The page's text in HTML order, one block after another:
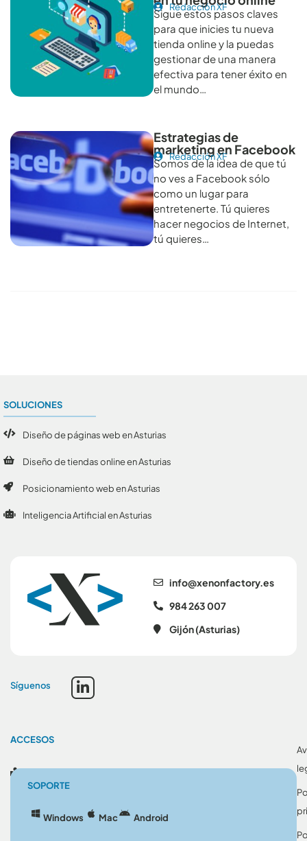
Redacción XF
Sigue estos pasos claves
para que inicies tu nueva
tienda online y la puedas
gestionar de una manera
efectiva para tener éxito en
el mundo…
Estrategias de
marketing en Facebook
Redacción XF
Somos de la idea de que tú
no ves a Facebook sólo
como un lugar para
entretenerte. Tú quieres
hacer negocios de Internet,
tú quieres…
se.yrotcafnonex@ofni
984 263 007
Gijón (Asturias)
Síguenos
SOLUCIONES
Diseño de páginas web en Asturias
Diseño de tiendas online en Asturias
Posicionamiento web en Asturias
Inteligencia Artificial en Asturias
ACCESOS
SOPORTE
Windows Mac Android